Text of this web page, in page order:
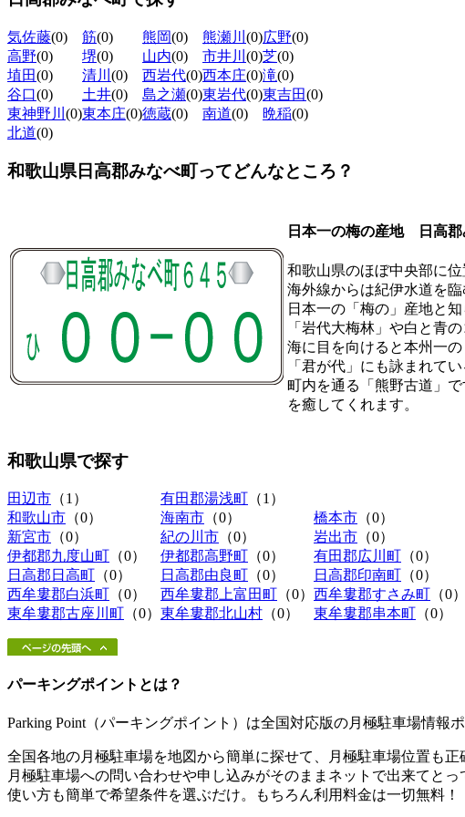
気佐藤(0) 筋(0) 熊岡(0) 熊瀬川 (0)広野(0)
高野(0) 堺(0) 山内(0) 市井川 (0)芝(0)
埴田(0) 清川 (0) 西岩代(0)西本庄(0)滝(0)
谷口(0) 土井(0) 島之瀬(0)東岩代(0)東吉田(0)
東神野川 (0)東本庄(0)徳蔵(0) 南道(0) 晩稲(0)
北道(0)
和歌山県日高郡みなべ町ってどんなところ？
日本一の梅の産地 日高郡
和歌山県のほぼ中央部に
海外線からは紀伊水道を
日本一の「梅の」産地と
「岩代大梅林」や白と青
海に目を向けると本州一
「君が代」にも詠まれて
町内を通る「熊野古道」
を癒してくれます。
和歌山県で探す
田辺市 （1） 有田郡湯浅町 （1）
和歌山市 （0） 海南市 （0） 橋本市 （0）
新宮市 （0） 紀の川市 （0） 岩出市 （0）
伊都郡九度山町 （0） 伊都郡高野町 （0） 有田郡広川町 （0）
日高郡日高町 （0） 日高郡由良町 （0） 日高郡印南町 （0）
西牟婁郡白浜町 （0） 西牟婁郡上富田町 （0） 西牟婁郡すさみ町 （0）
東牟婁郡古座川町 （0） 東牟婁郡北山村 （0） 東牟婁郡串本町 （0）
パーキングポイントとは？
Parking Point（パーキングポイント）は全国対応版の月極駐車場情報
全国各地の月極駐車場を地図から簡単に探せて、月極駐車場位置も正
月極駐車場への問い合わせや申し込みがそのままネットで出来てとっ
使い方も簡単で希望条件を選ぶだけ。もちろん利用料金は一切無料！